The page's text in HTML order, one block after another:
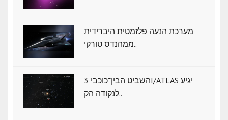
מערכת הנעה פלזמטית היברידית
ממהנדס טורקי..
השביט הבין־כוכבי 3I/ATLAS יגיע
לנקודה הק..